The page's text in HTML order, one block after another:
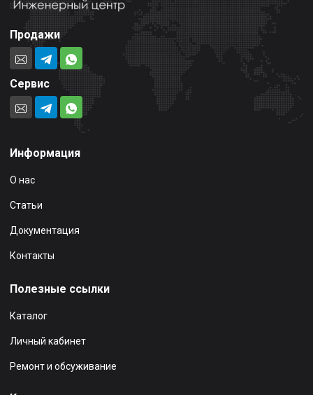
Продажи
Сервис
Информация
О нас
Статьи
Документация
Контакты
Полезные ссылки
Каталог
Личный кабинет
Ремонт и обсуживание